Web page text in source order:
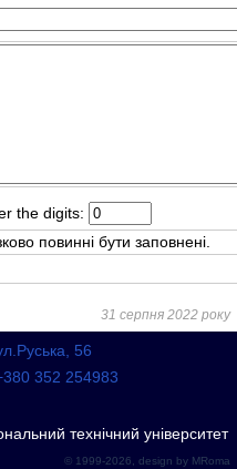
the digits:
повинні бути заповнені.
31 серпня 2022 року
56
352 254983
технічний університет
© 1999-2026, design by MRoma